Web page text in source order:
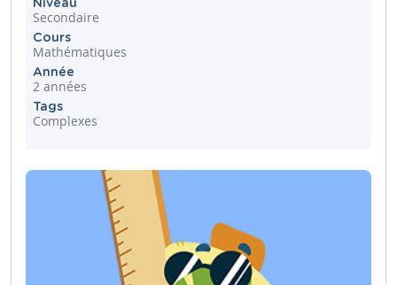
Niveau
Secondaire
Cours
Mathématiques
Année
2 années
Tags
Complexes